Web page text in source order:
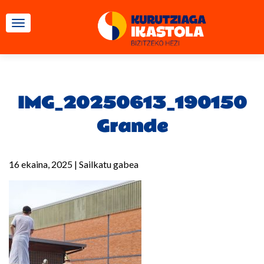
TOGGLE NAVIGATION
IMG_20250613_190150
Grande
16 ekaina, 2025 | Sailkatu gabea